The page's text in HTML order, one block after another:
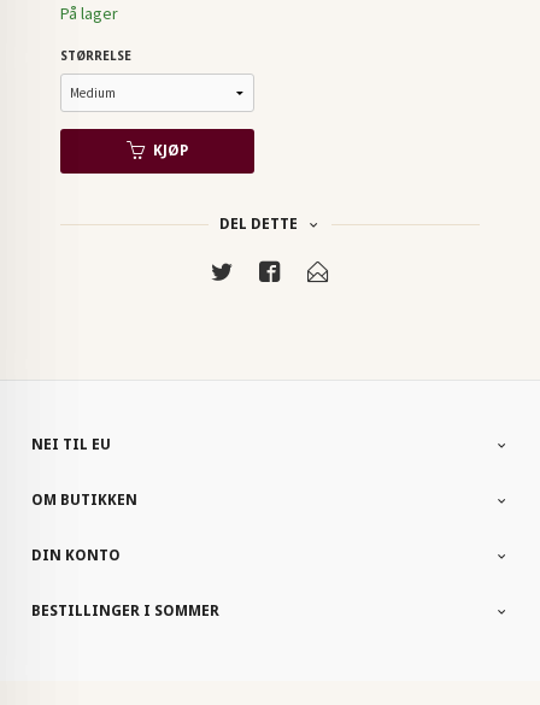
På lager
STØRRELSE
KJØP
DEL DETTE
NEI TIL EU
OM BUTIKKEN
DIN KONTO
BESTILLINGER I SOMMER